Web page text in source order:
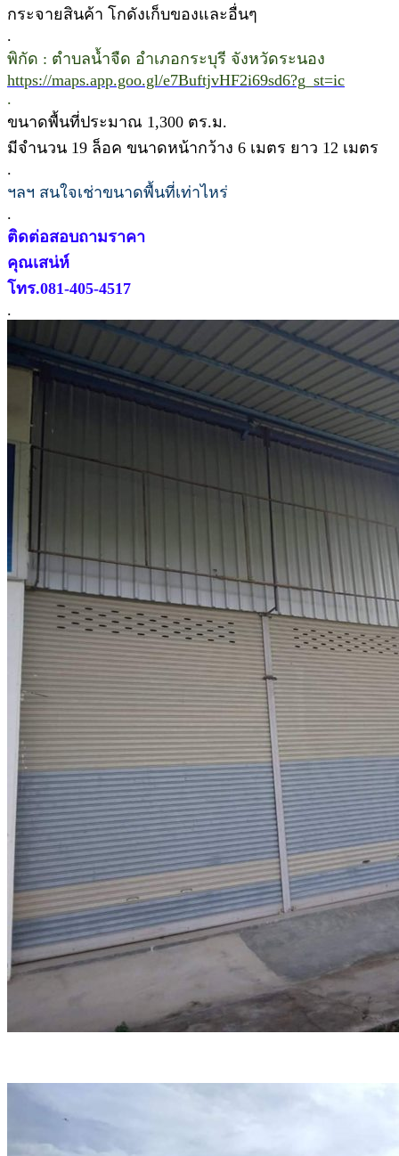
กระจายสินค้า โกดังเก็บของและอื่นๆ
.
พิกัด : ตำบลน้ำจืด อำเภอกระบุรี จังหวัดระนอง
https://maps.app.goo.gl/e7BuftjvHF2i69sd6?g_st=ic
.
ขนาดพื้นที่ประมาณ 1,300 ตร.ม.
มีจำนวน 19 ล็อค ขนาดหน้ากว้าง 6 เมตร ยาว 12 เมตร
.
ฯลฯ สนใจเช่าขนาดพื้นที่เท่าไหร่
.
ติดต่อสอบถามราคา
คุณเสน่ห์
โทร.081-405-4517
.